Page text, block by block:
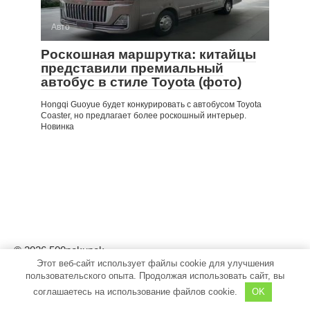
Авто
Роскошная маршрутка: китайцы
представили премиальный
автобус в стиле Toyota (фото)
Hongqi Guoyue будет конкурировать с автобусом Toyota
Coaster, но предлагает более роскошный интерьер.
Новинка
© 2026 500pokupok
Этот веб-сайт использует файлы cookie для улучшения
пользовательского опыта. Продолжая использовать сайт, вы
соглашаетесь на использование файлов cookie.
OK